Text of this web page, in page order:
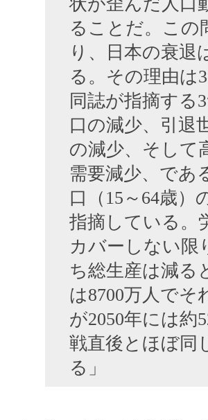
ることだ。この
り、日本の衰退
る。その理由は3
同誌が指摘する
口の減少、引退
の減少、そして
需要減少、であ
口（15～64歳）
指摘している。
カバーしない限
ち総生産は減る
は8700万人で
が2050年には約
戦直後とほぼ同
る」